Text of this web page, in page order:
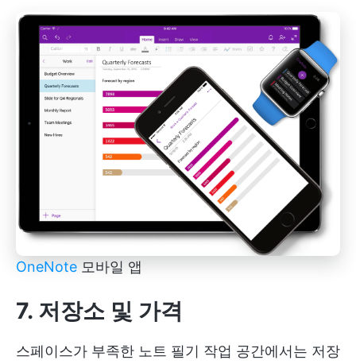
OneNote 모바일 앱
7. 저장소 및 가격
스페이스가 부족한 노트 필기 작업 공간에서는 저장